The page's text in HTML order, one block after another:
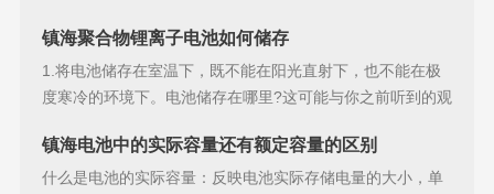
镇海聚合物锂离子电池如何储存
1.将电池储存在室温下，既不能在阳光直射下，也不能在极
度寒冷的环境下。电池储存在哪里?这可能与你之前听到的观
镇海电池中的实际容量还有额定容量的区别
什么是电池的实际容量：反映电池实际存储电量的大小，单